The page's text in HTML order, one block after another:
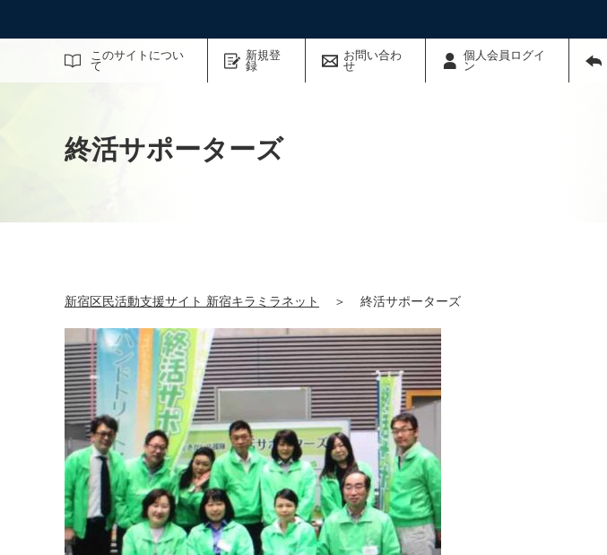
このサイトについ
て
新規登
録
お問い合わ
せ
個人会員ログイ
ン
サイト内検索
終活サポーターズ
新宿区民活動支援サイト 新宿キラミラネット ＞ 終活サポーターズ
マイメディア検索